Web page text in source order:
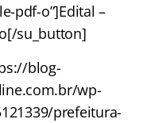
pdf-o”]Edital –
su_button]
blog-
wp-
prefeitura-